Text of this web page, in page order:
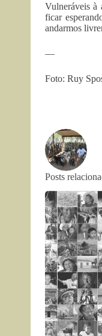
Vulneráveis à
ficar
andarmos
—
Foto: Ruy
Posts